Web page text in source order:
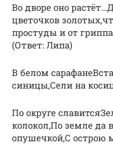
Во дворе оно
цветочков
простуды и от
(Ответ: Липа)
В белом
синицы,Сели на
По округе
колокол,По земле да
опушечкой,С острою